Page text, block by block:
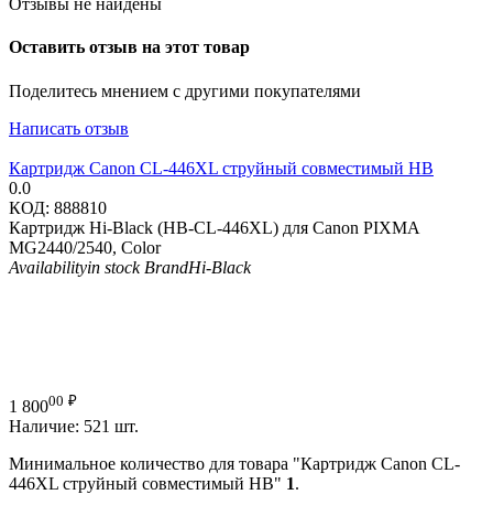
Отзывы не найдены
Оставить отзыв на этот товар
Поделитесь мнением с другими покупателями
Написать отзыв
Картридж Canon CL-446XL струйный совместимый HB
0.0
КОД: 888810
Картридж Hi-Black (HB-CL-446XL) для Canon PIXMA
MG2440/2540, Color
Availabilityin stock BrandHi-Black
1 80000 ₽
Наличие: 521 шт.
Минимальное количество для товара "Картридж Canon CL-
446XL струйный совместимый HB" 1.